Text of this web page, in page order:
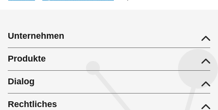
Unternehmen
Produkte
Dialog
Rechtliches